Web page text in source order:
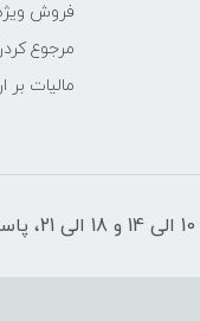
فروش
مرجوع
مالیات بر